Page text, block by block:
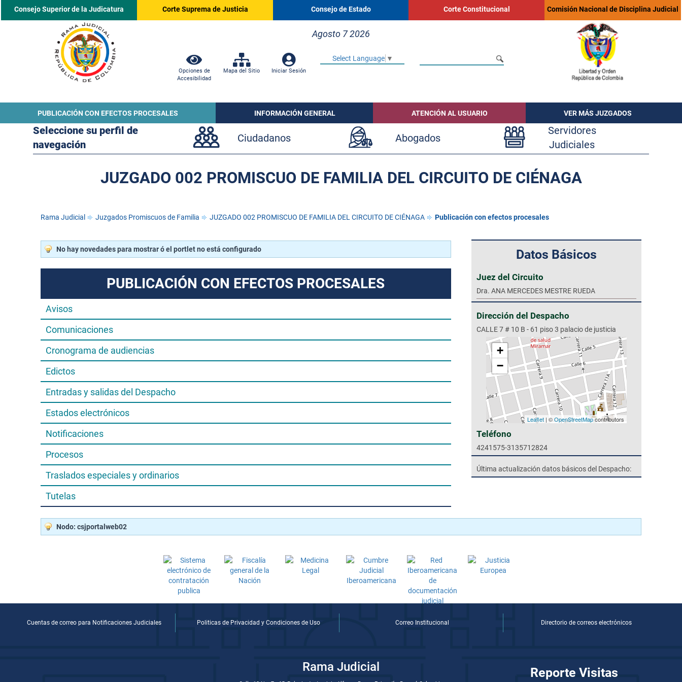
Consejo Superior de la Judicatura Corte Suprema de Justicia Consejo de Estado Corte Constitucional Comisión Nacional de Disciplina Judicial
Agosto 7 2026
Opciones de
Accesibilidad
Mapa del Sitio Iniciar Sesión
Select Language ▼
PUBLICACIÓN CON EFECTOS PROCESALES INFORMACIÓN GENERAL ATENCIÓN AL USUARIO VER MÁS JUZGADOS
Seleccione su perfil de
navegación
Ciudadanos Abogados
Servidores
Judiciales
JUZGADO 002 PROMISCUO DE FAMILIA DEL CIRCUITO DE CIÉNAGA
Rama Judicial Juzgados Promiscuos de Familia JUZGADO 002 PROMISCUO DE FAMILIA DEL CIRCUITO DE CIÉNAGA Publicación con efectos procesales
No hay novedades para mostrar ó el portlet no está configurado
PUBLICACIÓN CON EFECTOS PROCESALES
Avisos
Comunicaciones
Cronograma de audiencias
Edictos
Entradas y salidas del Despacho
Estados electrónicos
Notificaciones
Procesos
Traslados especiales y ordinarios
Tutelas
Datos Básicos
Juez del Circuito
Dra. ANA MERCEDES MESTRE RUEDA
Dirección del Despacho
CALLE 7 # 10 B - 61 piso 3 palacio de justicia
+
−
Leaflet | ©OpenStreetMapcontributors
Teléfono
4241575-3135712824
Última actualización datos básicos del Despacho:
Nodo: csjportalweb02
Cuentas de correo para Notificaciones Judiciales Politicas de Privacidad y Condiciones de Uso Correo Institucional Directorio de correos electrónicos
Rama Judicial Reporte Visitas